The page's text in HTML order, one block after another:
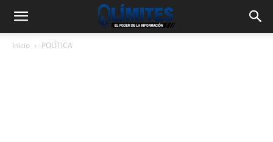
Inicio POLÍTICA